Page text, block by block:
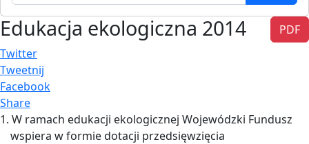
PDF
Edukacja ekologiczna 2014
Twitter
Tweetnij
Facebook
Share
1. W ramach edukacji ekologicznej Wojewódzki Fundusz
wspiera w formie dotacji przedsięwzięcia